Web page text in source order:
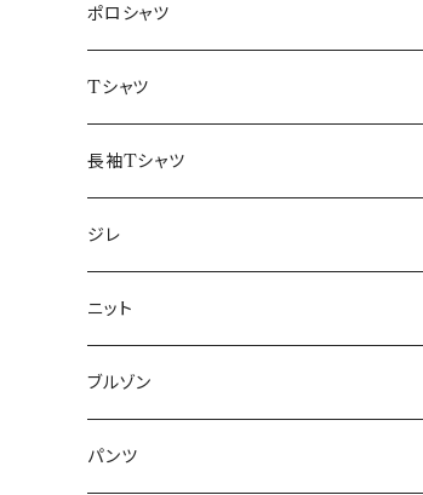
48/L
50/XL～
46/M
48/L
50/XL～
～44/S
46/M
48/L
50/XL～
ポロシャツ
～44/S
46/M
48/L
50/XL～
Tシャツ
～44/S
46/M
48/L
50/XL～
長袖Tシャツ
～44/S
46/M
48/L
50/XL～
ジレ
～44/S
46/M
48/L
ニット
～44/S
46/M
ブルゾン
～44/S
パンツ